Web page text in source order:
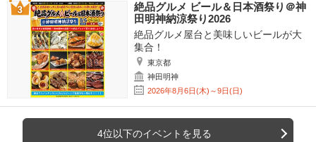
絶品グルメ ビール＆日本酒祭り＠神
田明神納涼祭り2026
絶品グルメ屋台と美味しいビールが大
集合！
東京都
神田明神
2026年8月6日(木)～9日(日)
4位以下のイベントを見る